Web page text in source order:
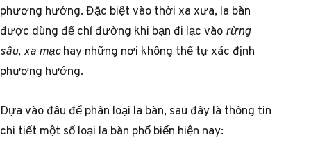
phương hướng. Đặc biệt vào thời xa xưa, la bàn
được dùng để chỉ đường khi bạn đi lạc vàorừng
sâu,xa mạchay những nơi không thể tự xác định
phương hướng.
Dựa vào đâu để phân loại la bàn, sau đây là thông tin
chi tiết một số loại la bàn phổ biến hiện nay: